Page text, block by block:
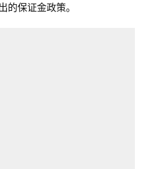
的保证金政策。